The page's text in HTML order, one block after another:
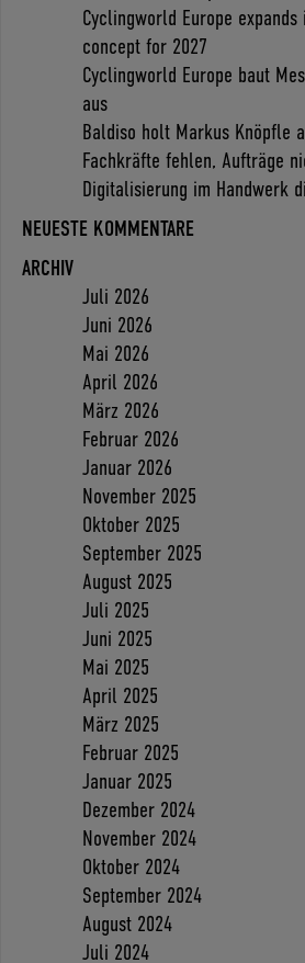
Cyclingworld Europe
concept for 2027
Cyclingworld Europe baut
aus
Baldiso holt Markus Knöpfle
Fachkräfte fehlen, Aufträge
Digitalisierung im Handwerk
NEUESTE KOMMENTARE
ARCHIV
Juli 2026
Juni 2026
Mai 2026
April 2026
März 2026
Februar 2026
Januar 2026
November 2025
Oktober 2025
September 2025
August 2025
Juli 2025
Juni 2025
Mai 2025
April 2025
März 2025
Februar 2025
Januar 2025
Dezember 2024
November 2024
Oktober 2024
September 2024
August 2024
Juli 2024